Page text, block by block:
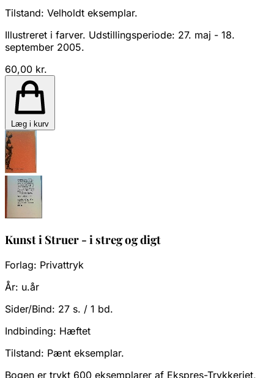
Tilstand: Velholdt eksemplar.
Illustreret i farver. Udstillingsperiode: 27. maj - 18.
september 2005.
60,00 kr.
Læg i kurv
Kunst i Struer - i streg og digt
Forlag: Privattryk
År: u.år
Sider/Bind: 27 s. / 1 bd.
Indbinding: Hæftet
Tilstand: Pænt eksemplar.
Bogen er trykt 600 eksemplarer af Ekspres-Trykkeriet,